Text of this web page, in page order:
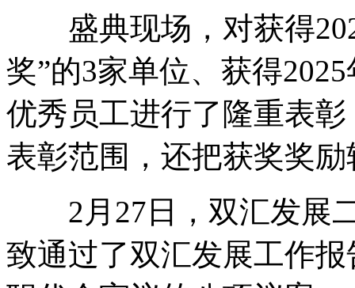
盛典现场，对获得
奖”的3家单位、获得
优秀员工进行了隆重表
表彰范围，还把获奖奖
2月27日，双汇发展二
致通过了双汇发展工作